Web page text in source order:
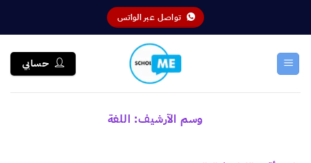
تواصل عبر الواتس
حسابي
وسم الآرشيف: اللغة